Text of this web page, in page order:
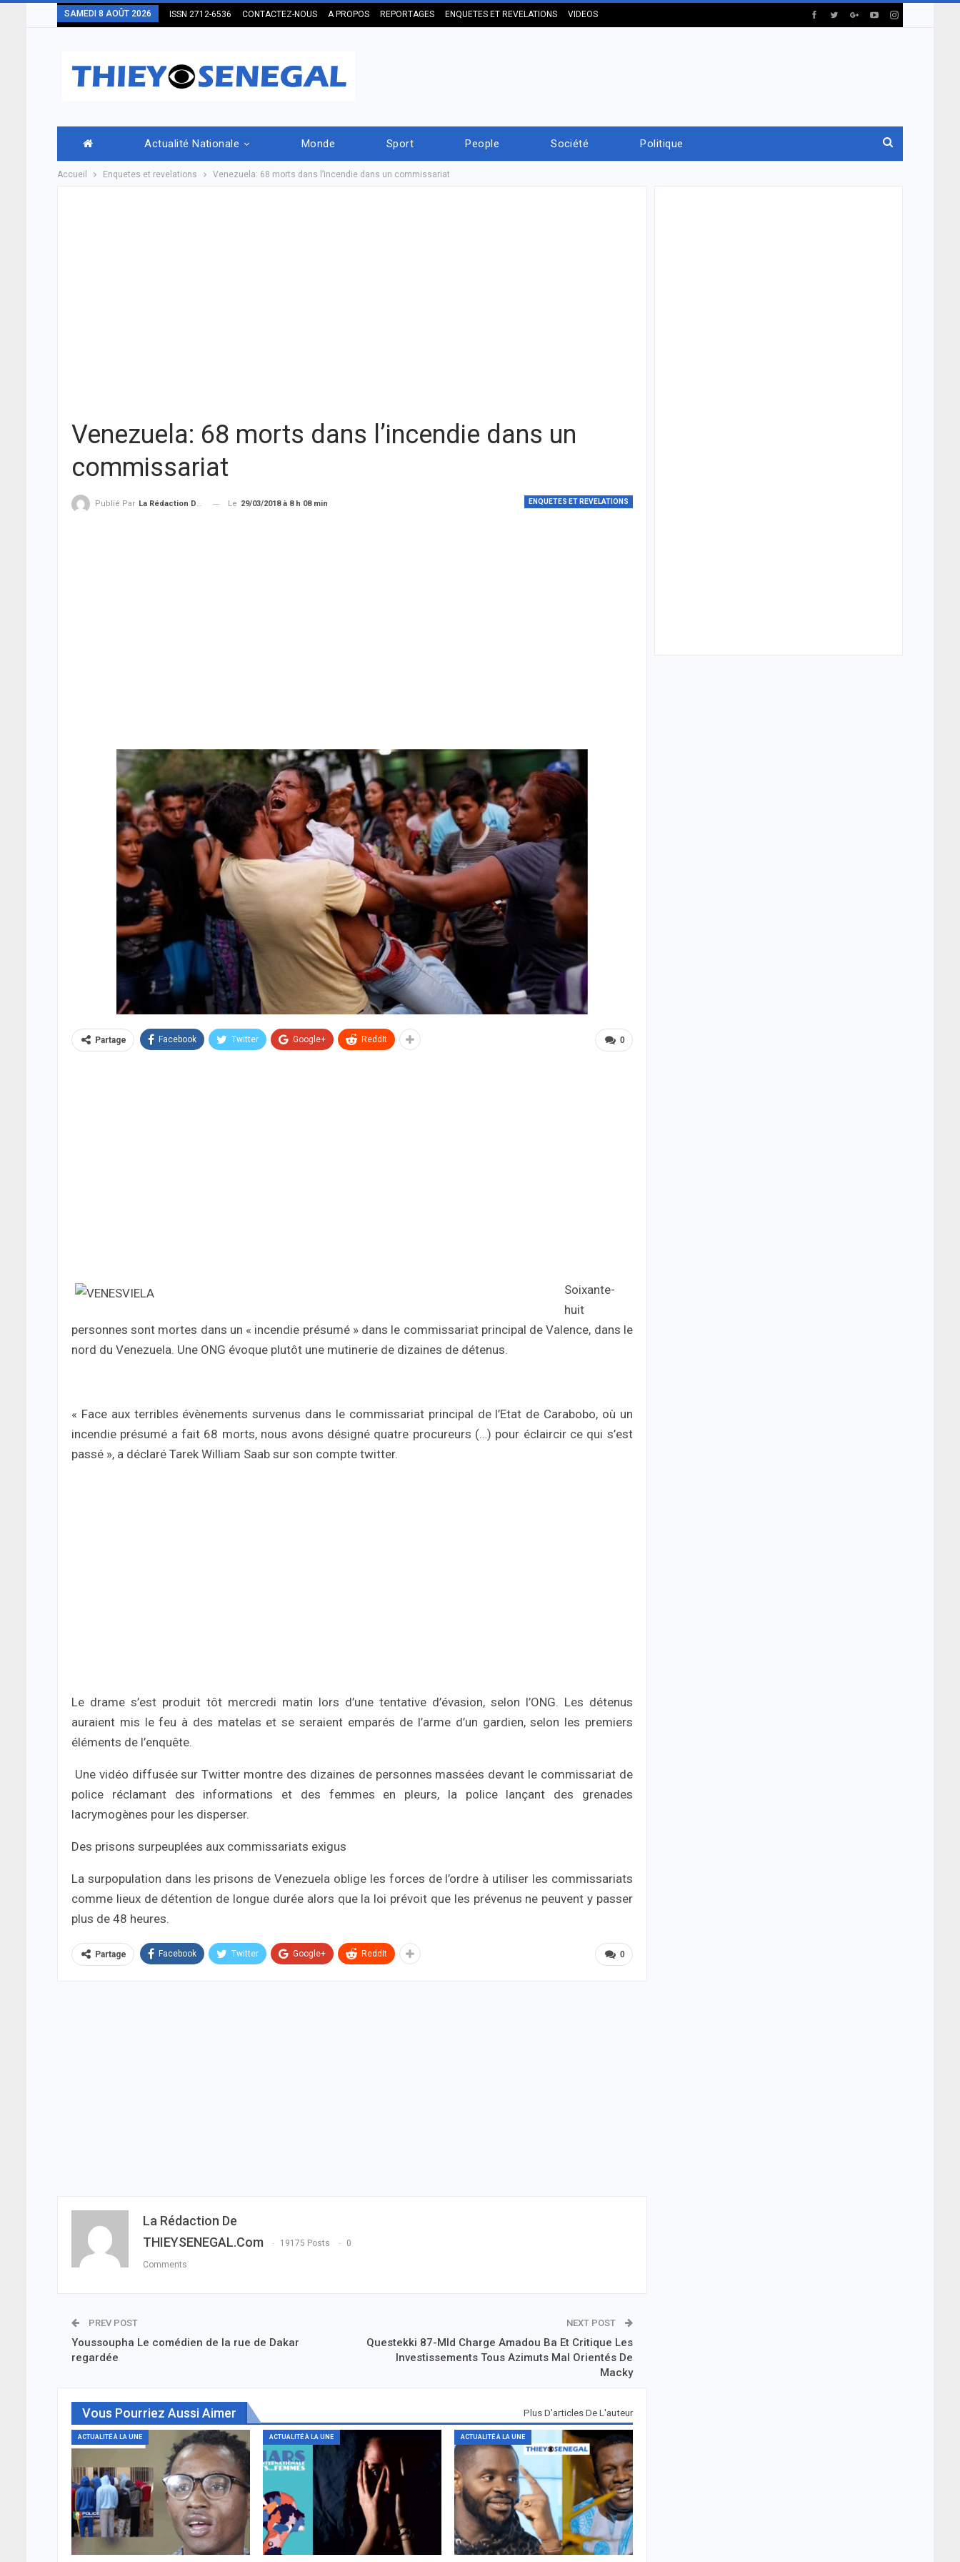
SAMEDI 8 AOÛT 2026 ISSN 2712-6536 CONTACTEZ-NOUS A PROPOS REPORTAGES ENQUETES ET REVELATIONS VIDEOS
Actualité Nationale Monde Sport People Société Politique
Accueil Enquetes et revelations Venezuela: 68 morts dans l’incendie dans un commissariat
Venezuela: 68 morts dans l’incendie dans un
commissariat
ENQUETES ET REVELATIONS
Publié Par La Rédaction De THIEYSENEGAL.com Le 29/03/2018 à 8 h 08 min
0
Partage Facebook Twitter Google+ ReddIt
Soixante-
huit
personnes sont mortes dans un « incendie présumé » dans le commissariat principal de Valence, dans le
nord du Venezuela. Une ONG évoque plutôt une mutinerie de dizaines de détenus.
« Face aux terribles évènements survenus dans le commissariat principal de l’Etat de Carabobo, où un
incendie présumé a fait 68 morts, nous avons désigné quatre procureurs (…) pour éclaircir ce qui s’est
passé », a déclaré Tarek William Saab sur son compte twitter.
Le drame s’est produit tôt mercredi matin lors d’une tentative d’évasion, selon l’ONG. Les détenus
auraient mis le feu à des matelas et se seraient emparés de l’arme d’un gardien, selon les premiers
éléments de l’enquête.
Une vidéo diffusée sur Twitter montre des dizaines de personnes massées devant le commissariat de
police réclamant des informations et des femmes en pleurs, la police lançant des grenades
lacrymogènes pour les disperser.
Des prisons surpeuplées aux commissariats exigus
La surpopulation dans les prisons de Venezuela oblige les forces de l’ordre à utiliser les commissariats
comme lieux de détention de longue durée alors que la loi prévoit que les prévenus ne peuvent y passer
plus de 48 heures.
0
Partage Facebook Twitter Google+ ReddIt
La Rédaction De
THIEYSENEGAL.com
19175 Posts 0
Comments
PREV POST
Youssoupha Le comédien de la rue de Dakar
regardée
NEXT POST
Questekki 87-Mld Charge Amadou Ba Et Critique Les
Investissements Tous Azimuts Mal Orientés De
Macky
Vous Pourriez Aussi Aimer Plus D'articles De L'auteur
ACTUALITÉ À LA UNE ACTUALITÉ À LA UNE ACTUALITÉ À LA UNE